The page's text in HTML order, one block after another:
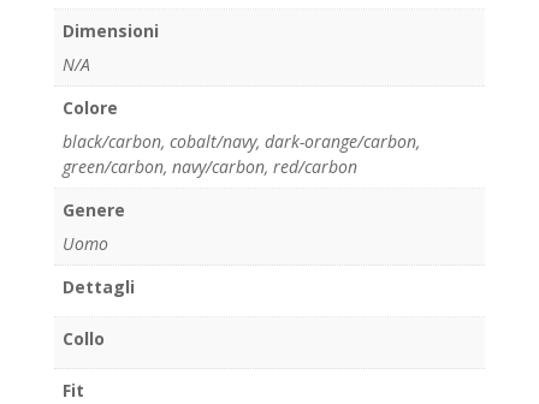
Dimensioni
N/A
Colore
black/carbon, cobalt/navy, dark-orange/carbon,
green/carbon, navy/carbon, red/carbon
Genere
Uomo
Dettagli
Collo
Fit